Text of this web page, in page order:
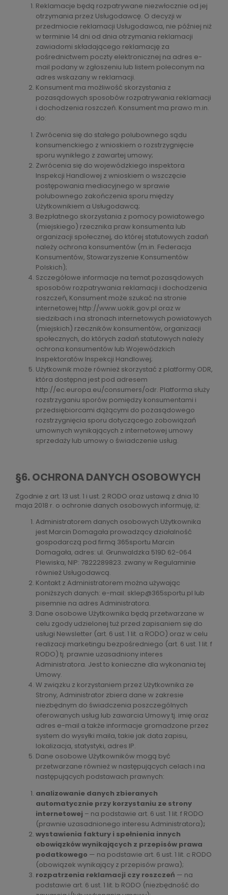
Reklamacje będą rozpatrywane niezwłocznie od jej
otrzymania przez Usługodawcę. O decyzji w
przedmiocie reklamacji Usługodawca, nie później niż
w terminie 14 dni od dnia otrzymania reklamacji
zawiadomi składającego reklamację za
pośrednictwem poczty elektronicznej na adres e-
mail podany w zgłoszeniu lub listem poleconym na
adres wskazany w reklamacji.
Konsument ma możliwość skorzystania z
pozasądowych sposobów rozpatrywania reklamacji
i dochodzenia roszczeń. Konsument ma prawo m.in.
do:
Zwrócenia się do stałego polubownego sądu
konsumenckiego z wnioskiem o rozstrzygnięcie
sporu wynikłego z zawartej umowy;
Zwrócenia się do wojewódzkiego inspektora
Inspekcji Handlowej z wnioskiem o wszczęcie
postępowania mediacyjnego w sprawie
polubownego zakończenia sporu między
Użytkownikiem a Usługodawcą;
Bezpłatnego skorzystania z pomocy powiatowego
(miejskiego) rzecznika praw konsumenta lub
organizacji społecznej, do której statutowych zadań
należy ochrona konsumentów (m.in. Federacja
Konsumentów, Stowarzyszenie Konsumentów
Polskich);
Szczegółowe informacje na temat pozasądowych
sposobów rozpatrywania reklamacji i dochodzenia
roszczeń, Konsument może szukać na stronie
internetowej http://www.uokik.gov.pl oraz w
siedzibach i na stronach internetowych powiatowych
(miejskich) rzeczników konsumentów, organizacji
społecznych, do których zadań statutowych należy
ochrona konsumentów lub Wojewódzkich
Inspektoratów Inspekcji Handlowej;
Użytkownik może również skorzystać z platformy ODR,
która dostępna jest pod adresem
http://ec.europa.eu/consumers/odr. Platforma służy
rozstrzyganiu sporów pomiędzy konsumentami i
przedsiębiorcami dążącymi do pozasądowego
rozstrzygnięcia sporu dotyczącego zobowiązań
umownych wynikających z internetowej umowy
sprzedaży lub umowy o świadczenie usług.
§6. OCHRONA DANYCH OSOBOWYCH
Zgodnie z art. 13 ust. 1 i ust. 2 RODO oraz ustawą z dnia 10
maja 2018 r. o ochronie danych osobowych informuję, iż:
Administratorem danych osobowych Użytkownika
jest Marcin Domagała prowadzący działalność
gospodarczą pod firmą 365sportu Marcin
Domagała, adres: ul. Grunwaldzka 519D 62-064
Plewiska, NIP: 7822289823. zwany w Regulaminie
również Usługodawcą.
Kontakt z Administratorem można używając
poniższych danych: e-mail: sklep@365sportu.pl lub
pisemnie na adres Administratora.
Dane osobowe Użytkownika będą przetwarzane w
celu zgody udzielonej tuż przed zapisaniem się do
usługi Newsletter (art. 6 ust. 1 lit. a RODO) oraz w celu
realizacji marketingu bezpośredniego (art. 6 ust. 1 lit. f
RODO) tj. prawnie uzasadniony interes
Administratora. Jest to konieczne dla wykonania tej
Umowy.
W związku z korzystaniem przez Użytkownika ze
Strony, Administrator zbiera dane w zakresie
niezbędnym do świadczenia poszczególnych
oferowanych usług lub zawarcia Umowy tj. imię oraz
adres e-mail a także informacje gromadzone przez
system do wysyłki maila, takie jak data zapisu,
lokalizacja, statystyki, adres IP.
Dane osobowe Użytkowników mogą być
przetwarzane również w następujących celach i na
następujących podstawach prawnych:
analizowanie danych zbieranych
automatycznie przy korzystaniu ze strony
internetowej – na podstawie art. 6 ust. 1 lit. f RODO
(prawnie uzasadnionego interesu Administratora);
wystawienia faktury i spełnienia innych
obowiązków wynikających z przepisów prawa
podatkowego — na podstawie art. 6 ust. 1 lit. c RODO
(obowiązek wynikający z przepisów prawa);
rozpatrzenia reklamacji czy roszczeń — na
podstawie art. 6 ust. 1 lit. b RODO (niezbędność do